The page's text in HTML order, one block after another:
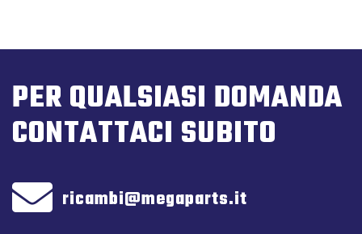
PER QUALSIASI DOMANDA
CONTATTACI SUBITO
ricambi@megaparts.it